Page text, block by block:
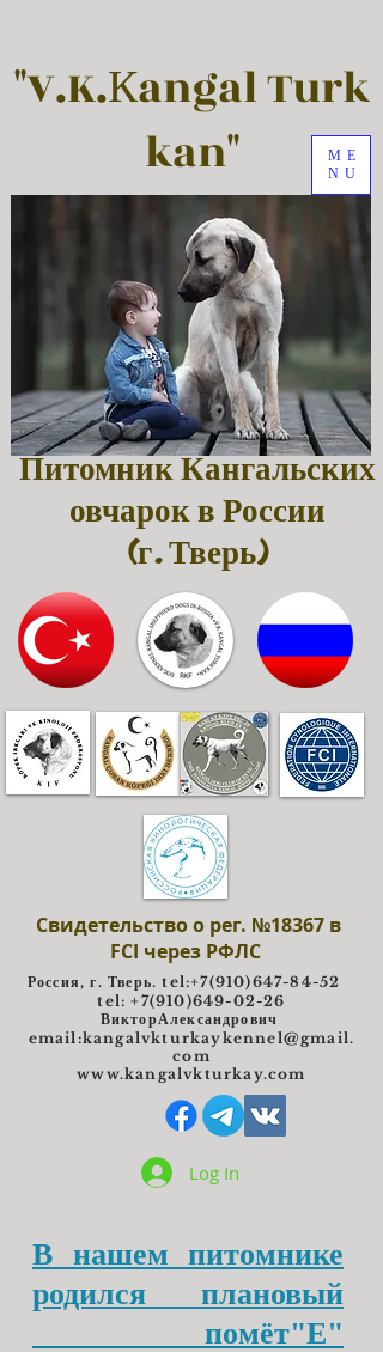
"V.K.Кangal Turk
kan"
ME
NU
Питомник Кангальских
овчарок в России
(г. Тверь)
Свидетельство о рег. №18367 в
FCI через РФЛС
Россия, г. Тверь. tel:+7(910)647-84-52
tel: +7(910)649-02-26
ВикторАлександрович
email:kangalvkturkaykennel@gmail.
com
www.kangalvkturkay.com
Log In
В нашем питомнике
родился плановый
помёт"Е"